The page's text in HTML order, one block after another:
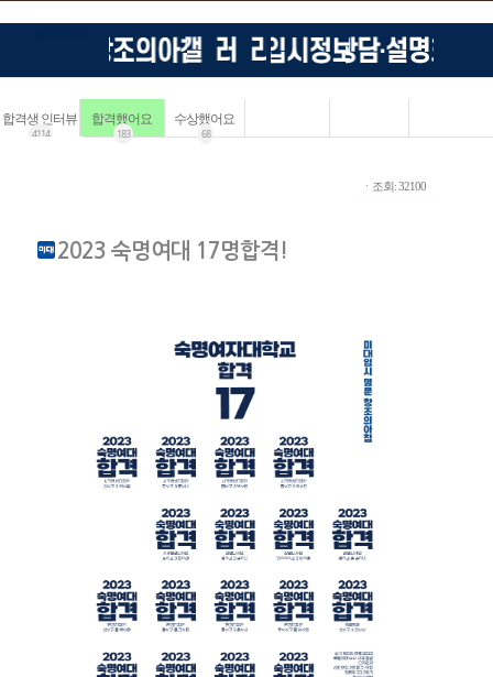
합격생 인터뷰
4114
합격했어요
183
수상했어요
68
ㆍ조회: 32100
2023 숙명여대 17명합격!